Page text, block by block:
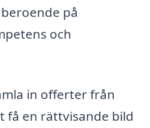
på
och
in offerter från
få en rättvisande bild